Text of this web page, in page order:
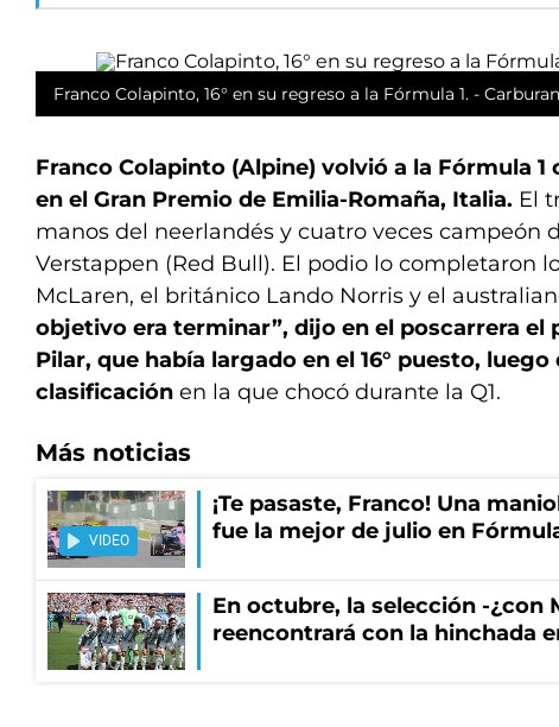
Franco Colapinto, 16° en su regreso a la Fórmula 1. -
Franco Colapinto (Alpine) volvió a la Fórmula 1
en el Gran Premio de Emilia-Romaña, Italia. El
manos del neerlandés y cuatro veces campeón
Verstappen (Red Bull). El podio lo completaron
McLaren, el británico Lando Norris y el
objetivo era terminar”, dijo en el poscarrera el
Pilar, que había largado en el 16° puesto,
clasificación en la que chocó durante la Q1.
Más noticias
VIDEO
¡Te pasaste, Franco! Una
fue la mejor de julio en
En octubre, la selección -¿con
reencontrará con la hinchada